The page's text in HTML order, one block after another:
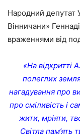
Народний депутат
Вінничани»
враженнями від
«На відкритті
полеглих
нагадування про
про сміливість і
жити, мріяти,
Світла пам’ять